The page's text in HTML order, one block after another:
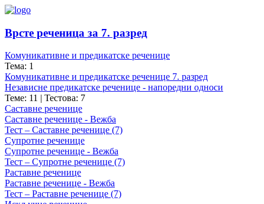
Врсте реченица за 7. разред
Комуникативне и предикатске реченице
Тема: 1
Комуникативне и предикатске реченице 7. разред
Независне предикатске реченице - напоредни односи
Теме: 11 | Тестова: 7
Саставне реченице
Саставне реченице - Вежба
Тест – Саставне реченице (7)
Супротне реченице
Супротне реченице - Вежба
Тест – Супротне реченице (7)
Раставне реченице
Раставне реченице - Вежба
Тест – Раставне реченице (7)